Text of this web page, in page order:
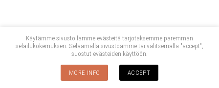
Käytämme sivustollamme evästeitä tarjotaksemme paremman
selailukokemuksen. Selaamalla sivustoamme tai valitsemalla "accept",
suostut evästeiden käyttöön.
MORE INFO ACCEPT